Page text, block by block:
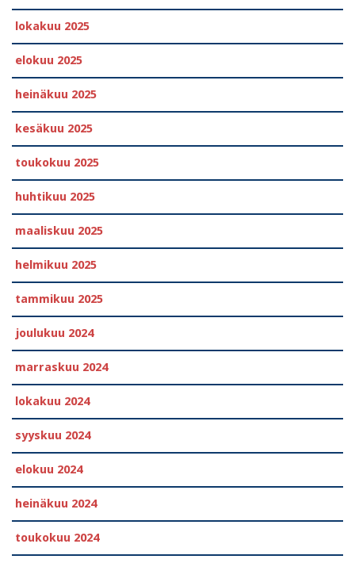
lokakuu 2025
elokuu 2025
heinäkuu 2025
kesäkuu 2025
toukokuu 2025
huhtikuu 2025
maaliskuu 2025
helmikuu 2025
tammikuu 2025
joulukuu 2024
marraskuu 2024
lokakuu 2024
syyskuu 2024
elokuu 2024
heinäkuu 2024
toukokuu 2024